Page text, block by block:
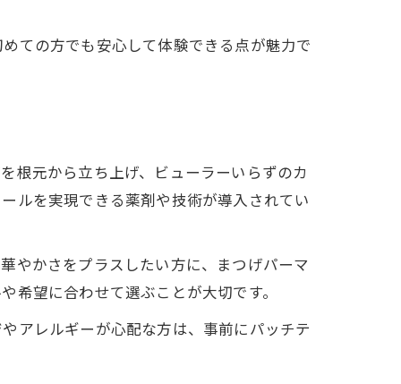
ての方でも安心して体験できる点が魅力で
根元から立ち上げ、ビューラーいらずのカ
ルを実現できる薬剤や技術が導入されてい
やかさをプラスしたい方に、まつげパーマ
望に合わせて選ぶことが大切です。
アレルギーが心配な方は、事前にパッチテ